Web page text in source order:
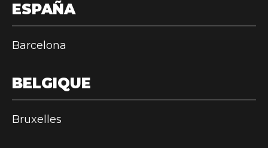
ESPAÑA
Barcelona
BELGIQUE
Bruxelles